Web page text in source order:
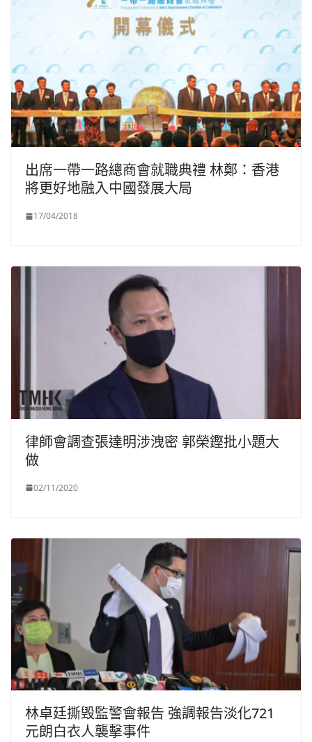
出席一帶一路總商會就職典禮 林鄭：香港
將更好地融入中國發展大局
17/04/2018
律師會調查張達明涉洩密 郭榮鏗批小題大
做
02/11/2020
林卓廷撕毁監警會報告 強調報告淡化721
元朗白衣人襲擊事件